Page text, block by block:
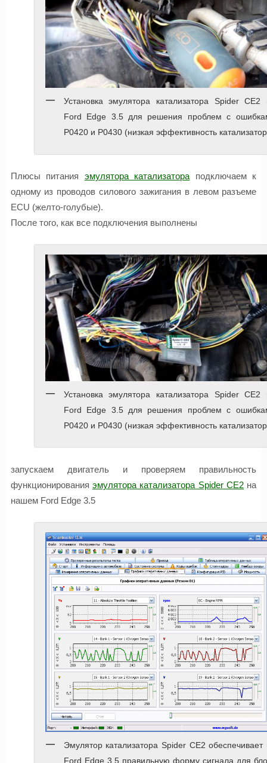
Установка эмулятора катализатора Spider CE2
Ford Edge 3.5 для решения проблем с
P0420 и P0430 (низкая эффективность
Плюсы питания эмулятора катализатора подключаем к
одному из проводов силового зажигания в левом разъеме
ECU (желто-голубые).
После того, как все подключения выполнены
Установка эмулятора катализатора Spider CE2
Ford Edge 3.5 для решения проблем с
P0420 и P0430 (низкая эффективность
запускаем двигатель и проверяем правильность
функционирования эмулятора катализатора Spider CE2 на
нашем Ford Edge 3.5
Эмулятор катализатора Spider CE2 обеспечивает
Ford Edge 3.5 правильную форму сигнала для